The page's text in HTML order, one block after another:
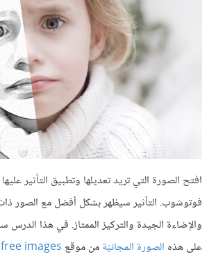
افتح الصورة التي تريد تعديلها وتطبيق التأثير
فوتوشوب. التأثير سيظهر بشكل أفضل مع الصور ذات
والإضاءة الجيدة والتركيز الممتاز. في هذا الدرس
على هذه الصورة المجانيّةمن موقع free images